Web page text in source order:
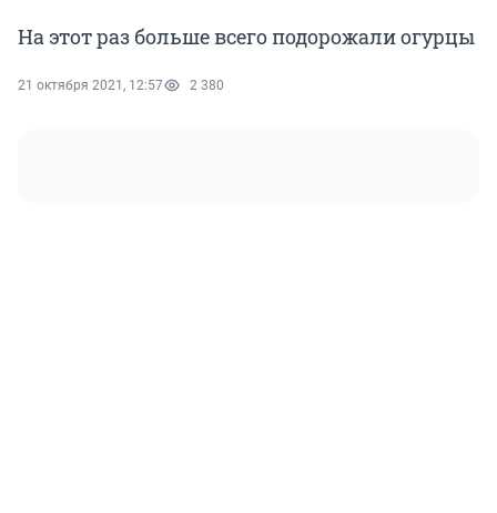
На этот раз больше всего подорожали огурцы
21 октября 2021, 12:57 2 380